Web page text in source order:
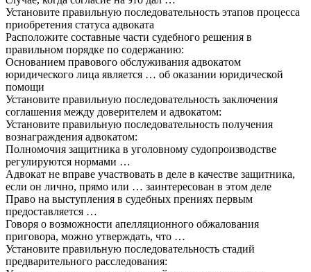
Установите правильную последовательность этапов процесса
приобретения статуса адвоката
Расположите составные части судебного решения в
правильном порядке по содержанию:
Основанием правового обслуживания адвокатом
юридического лица является … об оказании юридической
помощи
Установите правильную последовательность заключения
соглашения между доверителем и адвокатом:
Установите правильную последовательность получения
вознаграждения адвокатом:
Полномочия защитника в уголовному судопроизводстве
регулируются нормами …
Адвокат не вправе участвовать в деле в качестве защитника,
если он лично, прямо или … заинтересован в этом деле
Право на выступления в судебных прениях первым
предоставляется …
Говоря о возможности апелляционного обжалования
приговора, можно утверждать, что …
Установите правильную последовательность стадий
предварительного расследования: